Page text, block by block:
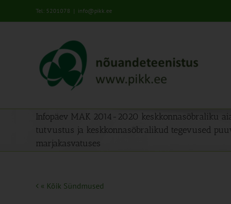
Tel: 5201078 | info@pikk.ee
Infopäev MAK 2014-2020 keskkonnasõbraliku
tutvustus ja keskkonnasõbralikud tegevused
marjakasvatuses
« Kõik Sündmused